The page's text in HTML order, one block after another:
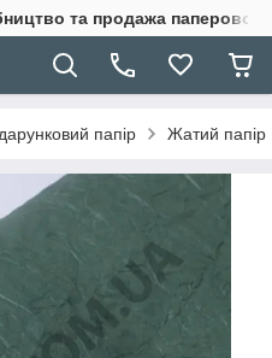
та продажа паперової
папір Жатий папір